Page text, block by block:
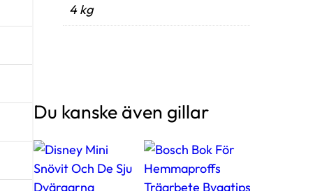
4 kg
Du kanske även gillar